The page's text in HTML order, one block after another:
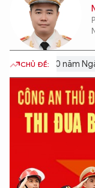
CHỦ ĐỀ:
năm Ngày truyền